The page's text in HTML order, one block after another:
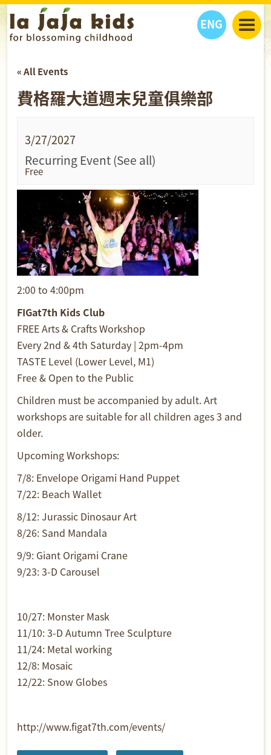
ENG
教學活動
丫丫活動
健康生活館
丫丫夥伴 + 友情連接
« All Events
費格羅大道週末兒童俱樂部
3/27/2027
Recurring Event(See all)
Free
2:00 to 4:00pm
FIGat7th Kids Club
FREE Arts & Crafts Workshop
Every 2nd & 4th Saturday | 2pm-4pm
TASTE Level (Lower Level, M1)
Free & Open to the Public
Children must be accompanied by adult. Art
workshops are suitable for all children ages 3 and
older.
Upcoming Workshops:
7/8: Envelope Origami Hand Puppet
7/22: Beach Wallet
8/12: Jurassic Dinosaur Art
8/26: Sand Mandala
9/9: Giant Origami Crane
9/23: 3-D Carousel
10/27: Monster Mask
11/10: 3-D Autumn Tree Sculpture
11/24: Metal working
12/8: Mosaic
12/22: Snow Globes
http://www.figat7th.com/events/